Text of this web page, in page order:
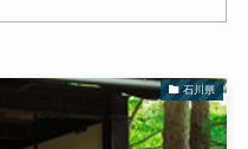
石川県